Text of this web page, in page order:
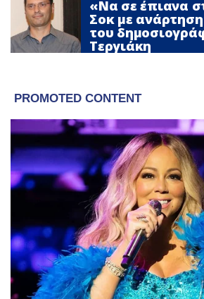
«Να σε έπιανα
Σoκ με
του
Τεργιάκη